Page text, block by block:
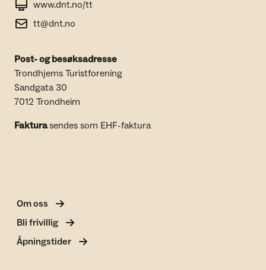
www.dnt.no/tt
tt@dnt.no
Post- og besøksadresse
Trondhjems Turistforening
Sandgata 30
7012 Trondheim
Fakturasendes som EHF-faktura
Om oss
Bli frivillig
Åpningstider